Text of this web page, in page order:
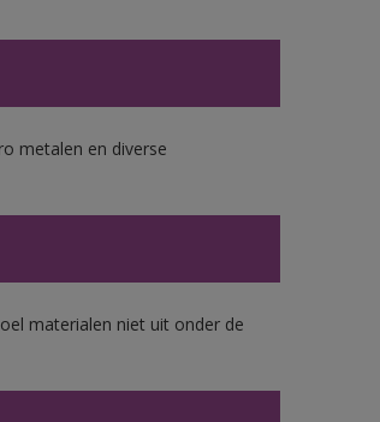
metalen en diverse
materialen niet uit onder de